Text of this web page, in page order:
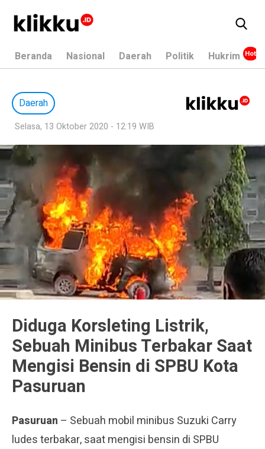
Beranda Nasional Daerah Politik Hukrim
Daerah
Selasa, 13 Oktober 2020 - 12:19 WIB
Diduga Korsleting Listrik,
Sebuah Minibus Terbakar Saat
Mengisi Bensin di SPBU Kota
Pasuruan
Pasuruan – Sebuah mobil minibus Suzuki Carry
ludes terbakar, saat mengisi bensin di SPBU